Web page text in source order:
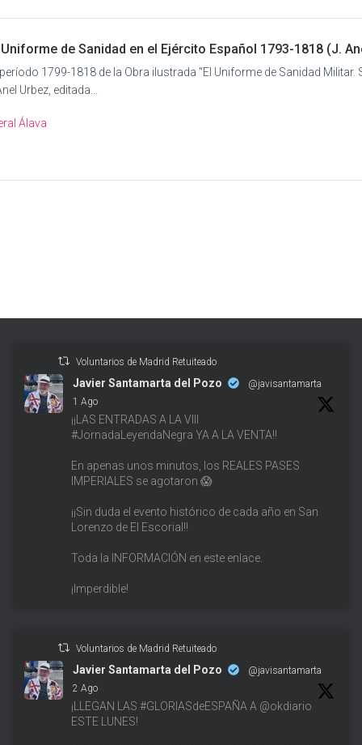
de Sanidad en el Ejército Español 1793-1818 (J.
1799-1818 de la Obra ilustrada "El Uniforme de Sanidad Militar.
Urbez, editada...
Álava
Voluntarios de Madrid Retuiteado
Javier Santamarta del Pozo @javisantamarta
·
1 Ago
¡¡LAS ENTRADAS A LA VIII
#JornadaLeyendaNegra YA A LA VENTA!!
En apenas unos minutos, los REALES PASES
IMPERIALES se agotaron 😱
¡¡Sin duda el evento histórico de cada año en San
Lorenzo de El Escorial!!
Toda la INFORMACIÓN en este enlace.
¡Imperdible!
Voluntarios de Madrid Retuiteado
Javier Santamarta del Pozo @javisantamarta
·
2 Ago
¡LLEGAN LAS #GLORIASdeESPAÑA A @okdiario
ESTE LUNES!